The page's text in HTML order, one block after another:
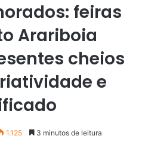
feiras
Arariboia
cheios
e
1.125 3 minutos de leitura